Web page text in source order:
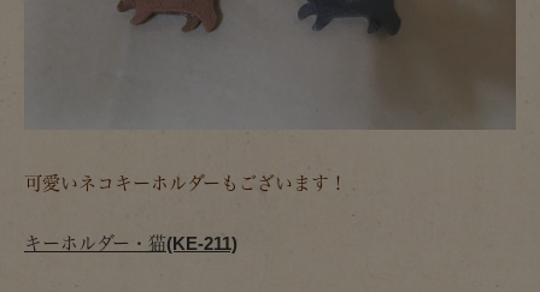
可愛いネコキーホルダーもございます！
キーホルダー・猫(KE-211)